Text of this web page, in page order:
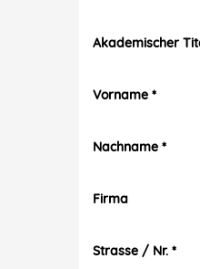
Akademischer
Vorname
Nachname
Firma
Strasse / Nr.